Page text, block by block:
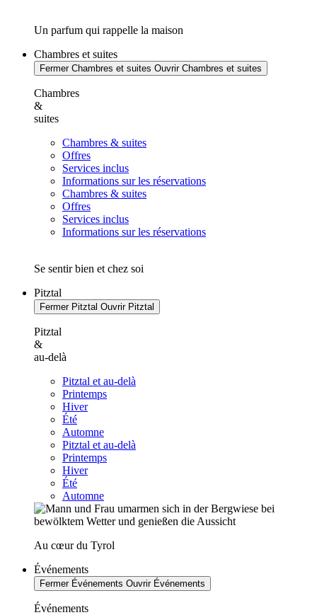
Un parfum qui rappelle la maison
Chambres et suites
Fermer Chambres et suites Ouvrir Chambres et suites
Chambres
&
suites
Chambres & suites
Offres
Services inclus
Informations sur les réservations
Chambres & suites
Offres
Services inclus
Informations sur les réservations
Se sentir bien et chez soi
Pitztal
Fermer Pitztal Ouvrir Pitztal
Pitztal
&
au-delà
Pitztal et au-delà
Printemps
Hiver
Été
Automne
Pitztal et au-delà
Printemps
Hiver
Été
Automne
Au cœur du Tyrol
Événements
Fermer Événements Ouvrir Événements
Événements